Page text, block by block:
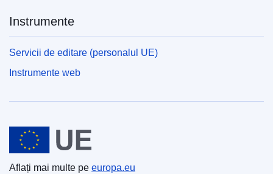
Instrumente
Servicii de editare (personalul UE)
Instrumente web
Uniunea Europeană
Aflați mai multe pe europa.eu